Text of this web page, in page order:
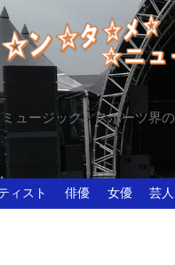
ュージック、スポーツ界
ィスト 俳優 女優 芸人